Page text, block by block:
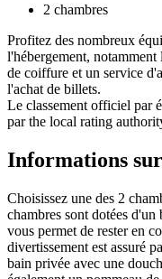
2 chambres
Profitez des nombreux
l'hébergement,
de coiffure et un service
l'achat de billets.
Le classement officiel par
par the local rating
Informations
Choisissez une des 2
chambres sont dotées
vous permet de rester en
divertissement est assuré
bain privée avec une